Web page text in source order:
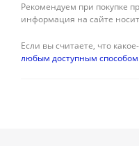
Рекомендуем при покупке
информация на сайте
Если вы считаете, что
любым доступным способом